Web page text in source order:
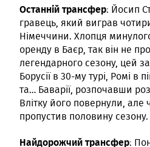
Останній трансфер: Йосип
гравець, який виграв
Німеччини. Хлопця
оренду в Баєр, так він не
легендарного сезону, цей
Борусії в 30-му турі, Ромі в
та… Баварії, розпочавши
Влітку його повернули, але
пропустив половину сезону.
Найдорожчий трансфер: